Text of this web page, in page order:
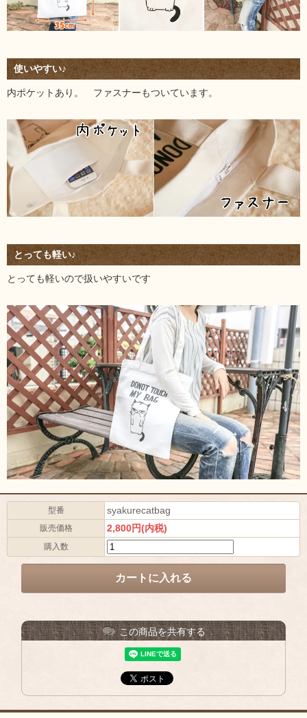
使いやすい♪
内ポケットあり。 ファスナーもついています。
とっても軽い♪
とっても軽いので扱いやすいです
型番 syakurecatbag
販売価格 2,800円(内税)
購入数
この商品を共有する